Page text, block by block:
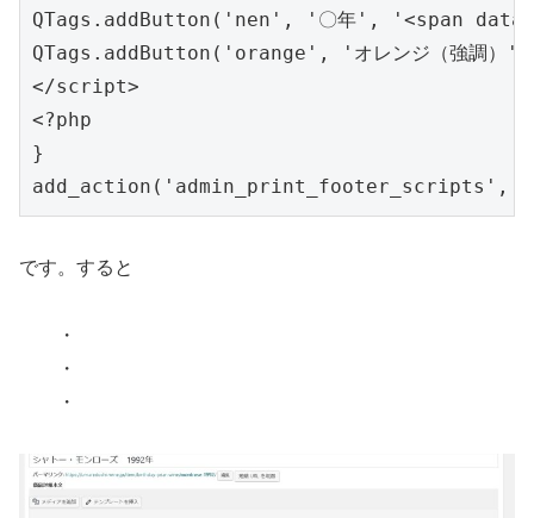
QTags.addButton('nen', '〇年', '<span
QTags.addButton('orange', 'オレンジ（強
</script>
<?php
}
です。すると
・
・
・